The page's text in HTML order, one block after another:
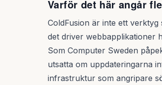
Varför det här angår
ColdFusion är inte ett
det driver webbapplikationer
Som Computer Sweden
utsatta om uppdateringarna
infrastruktur som angripare